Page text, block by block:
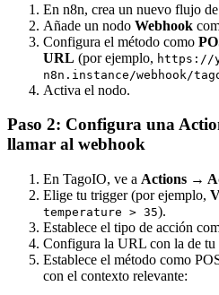
En n8n, crea un nuevo flujo
Añade un nodo Webhook
Configura el método como
URL (por ejemplo, https://
n8n.instance/webhook/
Activa el nodo.
Paso 2: Configura una
llamar al webhook
En TagoIO, ve a Actions →
Elige tu trigger (por ejemplo,
temperature > 35).
Establece el tipo de acción
Configura la URL con la de tu
Establece el método como
con el contexto relevante: